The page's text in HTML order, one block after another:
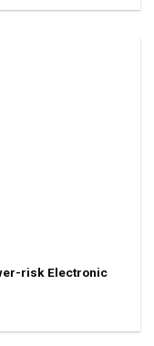
risk Electronic